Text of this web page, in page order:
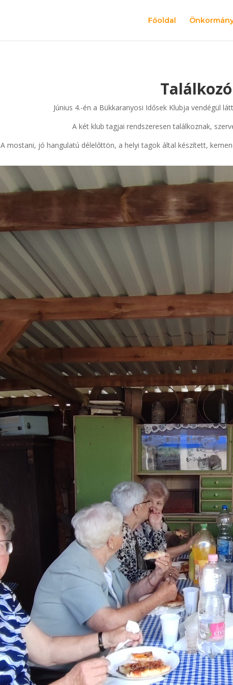
Főoldal
Találkozó
Június 4.-én a Bükkaranyosi Idősek Klubja vendégül
A két klub tagjai rendszeresen találkoznak,
A mostani, jó hangulatú délelőttön, a helyi tagok által készített,